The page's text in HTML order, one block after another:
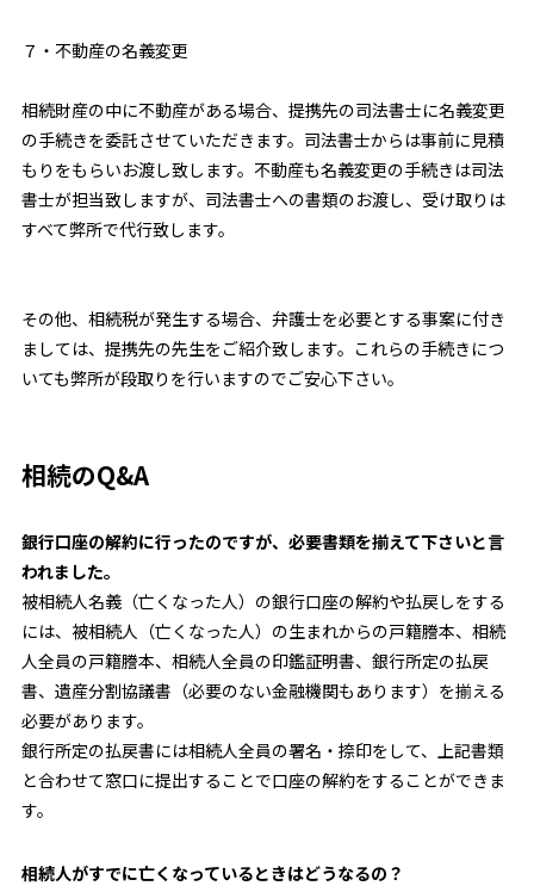
７・不動産の名義変更
相続財産の中に不動産がある場合、提携先の司法書士に名義変更
の手続きを委託させていただきます。司法書士からは事前に見積
もりをもらいお渡し致します。不動産も名義変更の手続きは司法
書士が担当致しますが、司法書士への書類のお渡し、受け取りは
すべて弊所で代行致します。
その他、相続税が発生する場合、弁護士を必要とする事案に付き
ましては、提携先の先生をご紹介致します。これらの手続きにつ
いても弊所が段取りを行いますのでご安心下さい。
相続のQ&A
銀行口座の解約に行ったのですが、必要書類を揃えて下さいと言
われました。
被相続人名義（亡くなった人）の銀行口座の解約や払戻しをする
には、被相続人（亡くなった人）の生まれからの戸籍謄本、相続
人全員の戸籍謄本、相続人全員の印鑑証明書、銀行所定の払戻
書、遺産分割協議書（必要のない金融機関もあります）を揃える
必要があります。
銀行所定の払戻書には相続人全員の署名・捺印をして、上記書類
と合わせて窓口に提出することで口座の解約をすることができま
す。
相続人がすでに亡くなっているときはどうなるの？